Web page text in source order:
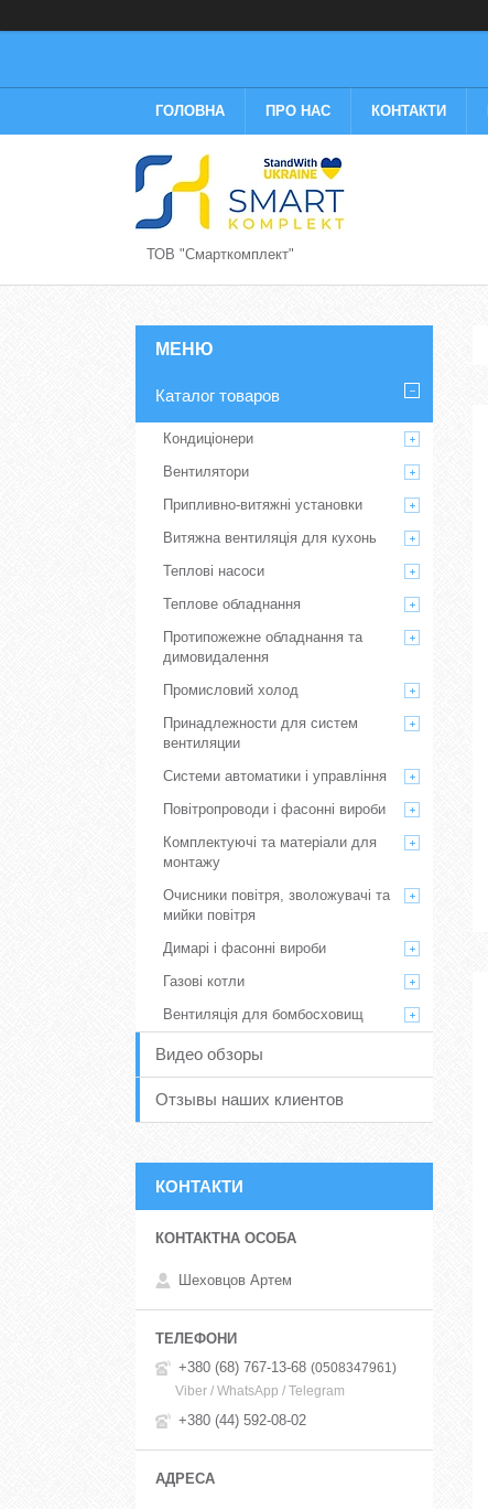
ГОЛОВНА ПРО НАС КОНТАКТИ
ТОВ "Смарткомплект"
Каталог товаров
Кондиціонери
Вентилятори
Припливно-витяжні установки
Витяжна вентиляція для кухонь
Теплові насоси
Теплове обладнання
Протипожежне обладнання та
димовидалення
Промисловий холод
Принадлежности для систем
вентиляции
Системи автоматики і управління
Повітропроводи і фасонні вироби
Комплектуючі та матеріали для
монтажу
Очисники повітря, зволожувачі та
мийки повітря
Димарі і фасонні вироби
Газові котли
Вентиляція для бомбосховищ
Видео обзоры
Отзывы наших клиентов
КОНТАКТИ
Шеховцов Артем
+380 (68) 767-13-68 0508347961
Viber / WhatsApp / Telegram
+380 (44) 592-08-02